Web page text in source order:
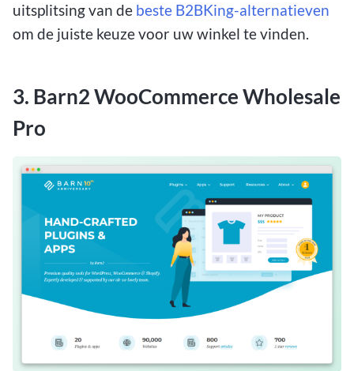
uitsplitsing van de beste B2BKing-alternatieven
om de juiste keuze voor uw winkel te vinden.
3. Barn2 WooCommerce Wholesale
Pro